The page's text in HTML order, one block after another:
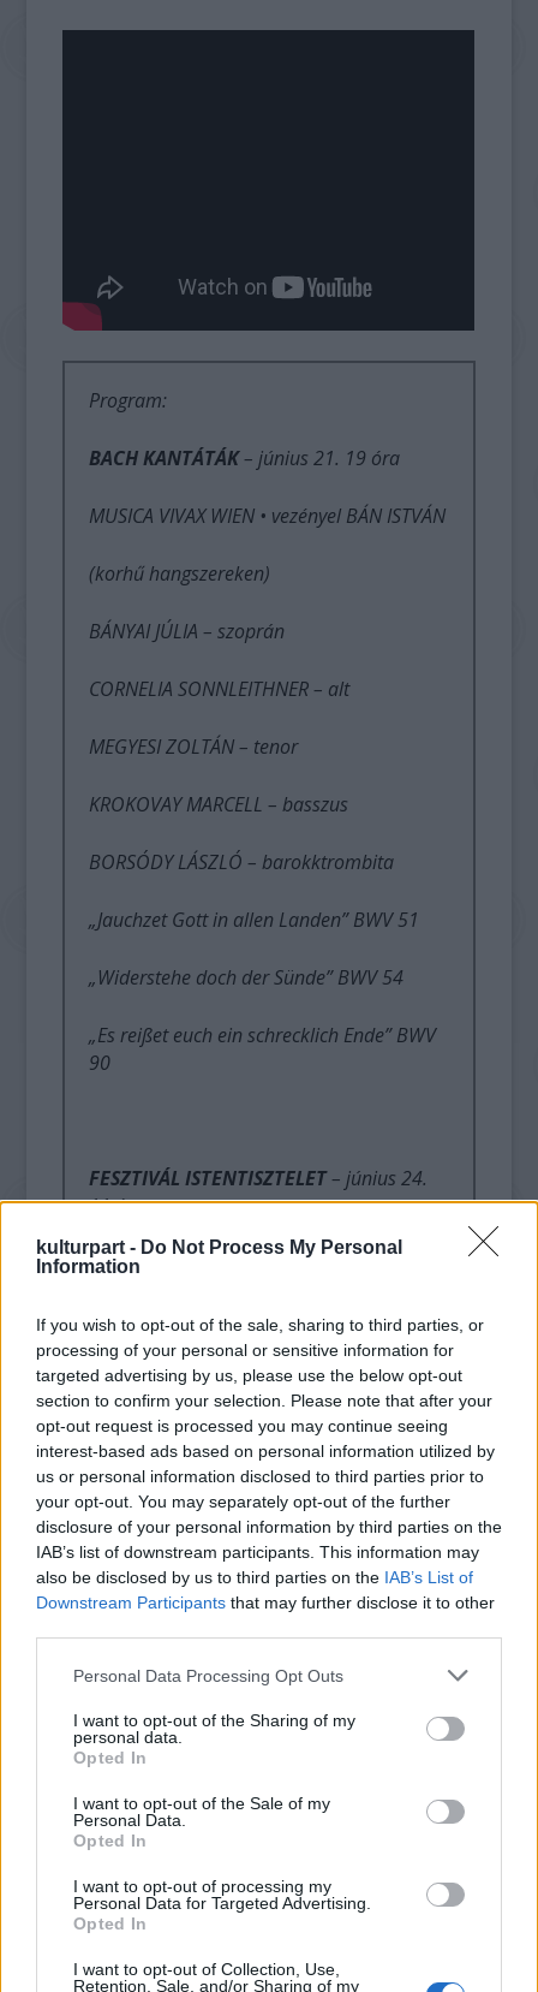
kulturpart - Do Not Process My Personal
Information
If you wish to opt-out of the sale, sharing to third parties, or
processing of your personal or sensitive information for
targeted advertising by us, please use the below opt-out
section to confirm your selection. Please note that after your
opt-out request is processed you may continue seeing
interest-based ads based on personal information utilized by
us or personal information disclosed to third parties prior to
your opt-out. You may separately opt-out of the further
disclosure of your personal information by third parties on the
IAB’s list of downstream participants. This information may
also be disclosed by us to third parties on the IAB’s List of
Downstream Participants that may further disclose it to other
Please note that this website/app uses one or more Google
not limited to your visit or usage behaviour. You may click to
grant or deny consent to Google and its third-party tags to
use your data for below specified purposes in below Google
consent section.
Personal Data Processing Opt Outs
I want to opt-out of the Sharing of my
personal data.
Opted In
I want to opt-out of the Sale of my
Personal Data.
Opted In
I want to opt-out of processing my
Personal Data for Targeted Advertising.
Opted In
I want to opt-out of Collection, Use,
Retention, Sale, and/or Sharing of my
Program:
BACH KANTÁTÁK– június 21. 19 óra
MUSICA VIVAX WIEN • vezényel BÁN ISTVÁN
(korhű hangszereken)
BÁNYAI JÚLIA – szoprán
CORNELIA SONNLEITHNER – alt
MEGYESI ZOLTÁN – tenor
KROKOVAY MARCELL – basszus
BORSÓDY LÁSZLÓ – barokktrombita
„Jauchzet Gott in allen Landen” BWV 51
„Widerstehe doch der Sünde” BWV 54
„Es reißet euch ein schrecklich Ende” BWV
90
FESZTIVÁL ISTENTISZTELET– június 24.
11 óra
„Bach a liturgiában” igét hirdet:
DR. FABINY TAMÁS elnök-püspök
CUSTOS CONSORT – viola da gamba
együttes
RESONATORES PANNONIAE – barokk fúvós
együttes
MANDÁK KÓRUS, BUDAVÁRI SCHÜTZ
KÓRUS
BÁN ISTVÁN – orgona
GAMBA SZONÁTÁK
SZÁSZVÁROSI SÁNDOR – viola da gamba
Sonate in G BWV 1027
Sonate in D BWV 1028